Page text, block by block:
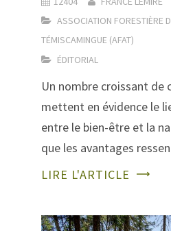
ASSOCIATION FORESTIÈRE
TÉMISCAMINGUE (AFAT)
ÉDITORIAL
Un nombre croissant de
mettent en évidence le
entre le bien-être et la
que les avantages
LIRE L'ARTICLE